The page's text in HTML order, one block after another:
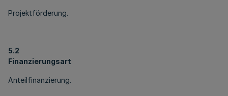
Projektförderung.
5.2
Finanzierungsart
Anteilfinanzierung.